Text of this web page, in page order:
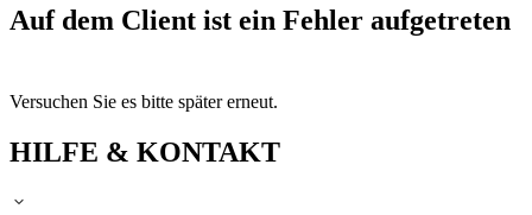
Auf dem Client ist ein Fehler aufgetreten
Versuchen Sie es bitte später erneut.
HILFE & KONTAKT